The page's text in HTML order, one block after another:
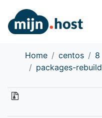
Home centos 8
packages-rebuild